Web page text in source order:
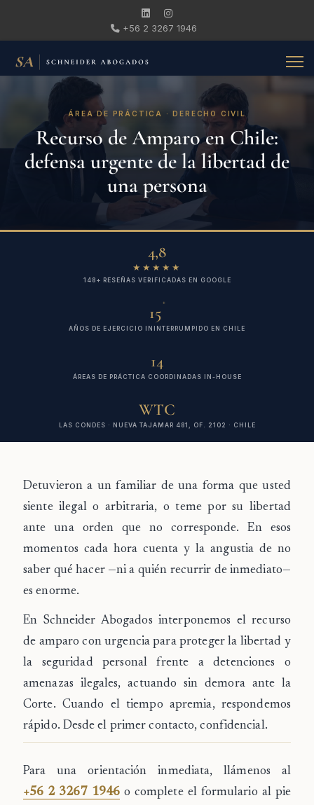
+56 2 3267 1946
ÁREA DE PRÁCTICA · DERECHO CIVIL
Recurso de Amparo en Chile:
defensa urgente de la libertad de
una persona
4,8
★★★★★
148+ RESEÑAS VERIFICADAS EN GOOGLE
15
+
AÑOS DE EJERCICIO ININTERRUMPIDO EN CHILE
14
ÁREAS DE PRÁCTICA COORDINADAS IN-HOUSE
WTC
LAS CONDES · NUEVA TAJAMAR 481, OF. 2102 · CHILE
Detuvieron a un familiar de una forma que usted
siente ilegal o arbitraria, o teme por su libertad
ante una orden que no corresponde. En esos
momentos cada hora cuenta y la angustia de no
saber qué hacer —ni a quién recurrir de inmediato—
es enorme.
En Schneider Abogados interponemos el recurso
de amparo con urgencia para proteger la libertad y
la seguridad personal frente a detenciones o
amenazas ilegales, actuando sin demora ante la
Corte. Cuando el tiempo apremia, respondemos
rápido. Desde el primer contacto, confidencial.
Para una orientación inmediata, llámenos al
+56 2 3267 1946o complete el formulario al pie